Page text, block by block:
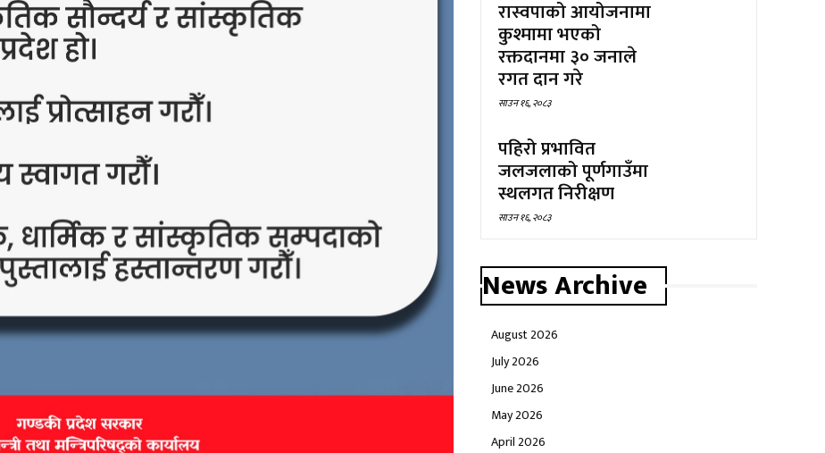
रास्वपाको आयोजनामा
कुश्मामा भएको
रक्तदानमा ३० जनाले
रगत दान गरे
साउन १६, २०८३
पहिरो प्रभावित
जलजलाको पूर्णगाउँमा
स्थलगत निरीक्षण
साउन १६, २०८३
News Archive
August 2026
July 2026
June 2026
May 2026
April 2026